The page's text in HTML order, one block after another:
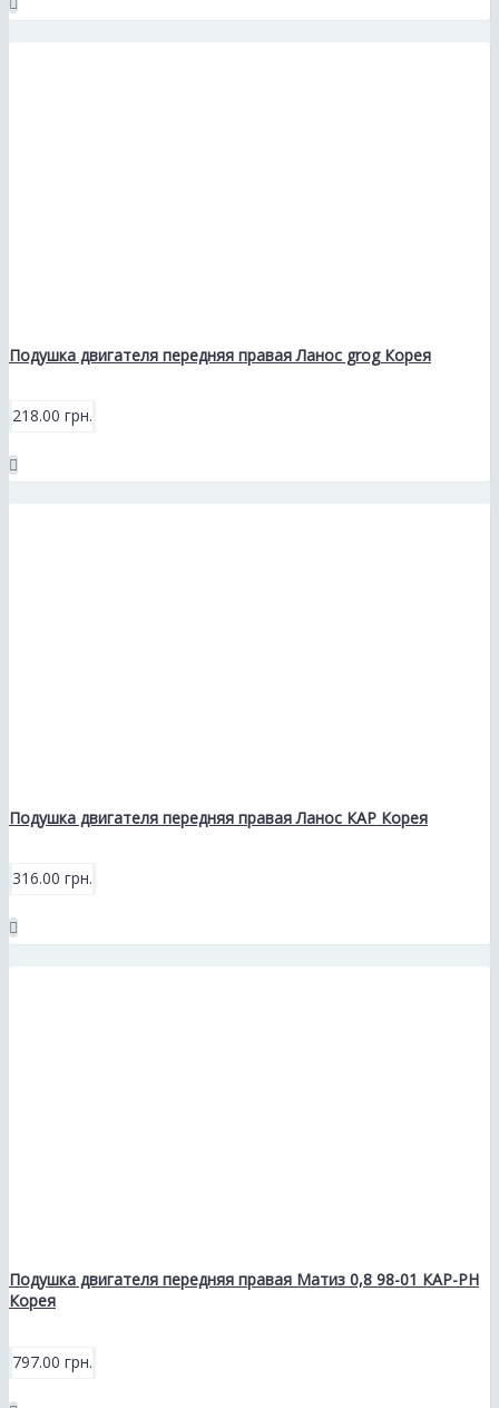
Подушка двигателя передняя правая Ланос grog Корея
218.00 грн.
Подушка двигателя передняя правая Ланос КАР Корея
316.00 грн.
Подушка двигателя передняя правая Матиз 0,8 98-01 КАР-РН
Корея
797.00 грн.